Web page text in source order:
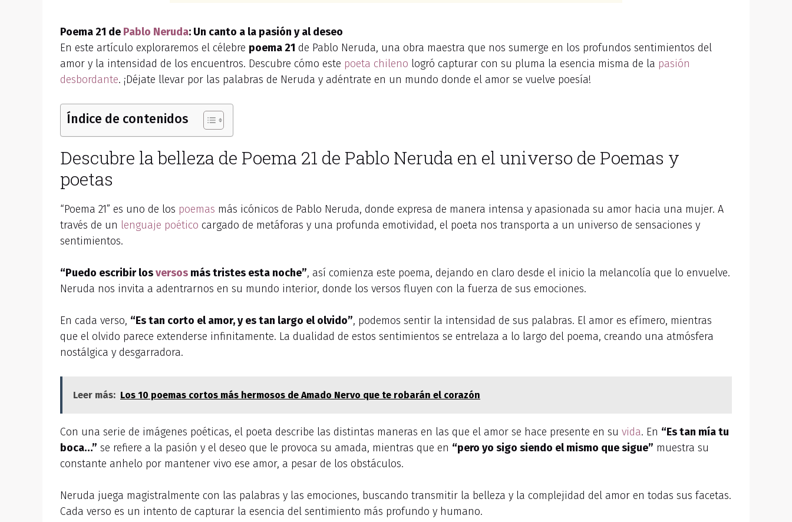
Poema 21 de Pablo Neruda: Un canto a la pasión y al deseo
En este artículo exploraremos el célebre poema 21 de Pablo Neruda, una obra maestra que nos sumerge en los profundos sentimientos del
amor y la intensidad de los encuentros. Descubre cómo este poeta chileno logró capturar con su pluma la esencia misma de la pasión
desbordante. ¡Déjate llevar por las palabras de Neruda y adéntrate en un mundo donde el amor se vuelve poesía!
Índice de contenidos
Descubre la belleza de Poema 21 de Pablo Neruda en el universo de Poemas y
poetas
“Poema 21” es uno de los poemas más icónicos de Pablo Neruda, donde expresa de manera intensa y apasionada su amor hacia una mujer. A
través de un lenguaje poético cargado de metáforas y una profunda emotividad, el poeta nos transporta a un universo de sensaciones y
sentimientos.
“Puedo escribir losversos más tristes esta noche”, así comienza este poema, dejando en claro desde el inicio la melancolía que lo envuelve.
Neruda nos invita a adentrarnos en su mundo interior, donde los versos fluyen con la fuerza de sus emociones.
En cada verso, “Es tan corto el amor, y es tan largo el olvido”, podemos sentir la intensidad de sus palabras. El amor es efímero, mientras
que el olvido parece extenderse infinitamente. La dualidad de estos sentimientos se entrelaza a lo largo del poema, creando una atmósfera
nostálgica y desgarradora.
Leer más: Los 10 poemas cortos más hermosos de Amado Nervo que te robarán el corazón
Con una serie de imágenes poéticas, el poeta describe las distintas maneras en las que el amor se hace presente en su vida. En “Es tan mía tu
boca…” se refiere a la pasión y el deseo que le provoca su amada, mientras que en “pero yo sigo siendo el mismo que sigue” muestra su
constante anhelo por mantener vivo ese amor, a pesar de los obstáculos.
Neruda juega magistralmente con las palabras y las emociones, buscando transmitir la belleza y la complejidad del amor en todas sus facetas.
Cada verso es un intento de capturar la esencia del sentimiento más profundo y humano.